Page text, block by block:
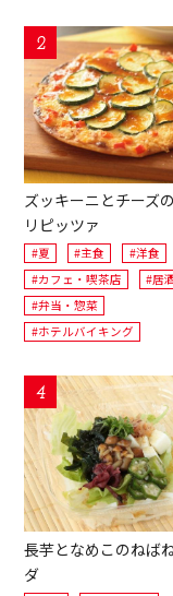
ズッキーニとチーズ
リピッツァ
#夏 #主食
#洋食
#カフェ・喫茶店
#居
#弁当・惣菜
#ホテルバイキング
長芋となめこのねば
ダ